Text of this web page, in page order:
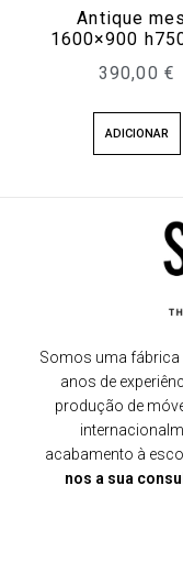
Antique
1600×900
390,00 €
ADICIONAR
Somos uma fábrica
anos de
produção de
acabamento à
nos a sua